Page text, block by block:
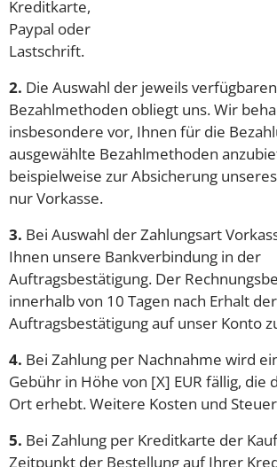
Kreditkarte,
Paypal oder
Lastschrift.
2. Die Auswahl der jeweils verfügbaren
Bezahlmethoden obliegt uns. Wir
insbesondere vor, Ihnen für die
ausgewählte Bezahlmethoden
beispielweise zur Absicherung
nur Vorkasse.
3. Bei Auswahl der Zahlungsart
Ihnen unsere Bankverbindung in der
Auftragsbestätigung. Der
innerhalb von 10 Tagen nach Erhalt der
Auftragsbestätigung auf unser Konto
4. Bei Zahlung per Nachnahme wird
Gebühr in Höhe von [X] EUR fällig, die
Ort erhebt. Weitere Kosten und
5. Bei Zahlung per Kreditkarte der
Zeitpunkt der Bestellung auf Ihrer